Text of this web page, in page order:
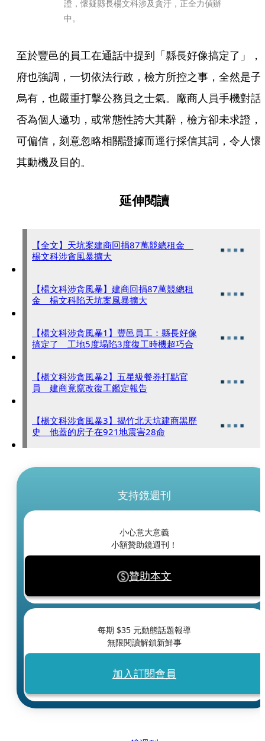
證，懷疑縣長楊文科涉及貪汙，正全力偵辦
中。
至於豐邑的員工在通話中提到「縣長好像搞定了」，
府也強調，一切依法行政，檢方所控之事，全然是子
烏有，也嚴重打擊公務員之士氣。廠商人員手機對話
否為個人邀功，或常態性誇大其辭，檢方卻未求證，
可偏信，刻意忽略相關證據而逕行採信其詞，令人懷
其動機及目的。
延伸閱讀
【全文】天坑案建商回捐87萬競總租金
楊文科涉貪風暴擴大
【楊文科涉貪風暴】建商回捐87萬競總租
金 楊文科陷天坑案風暴擴大
【楊文科涉貪風暴1】豐邑員工：縣長好像
搞定了 工地5度塌陷3度復工時機超巧合
【楊文科涉貪風暴2】五星級餐券打點官
員 建商竟竄改復工鑑定報告
【楊文科涉貪風暴3】揭竹北天坑建商黑歷
史 他蓋的房子在921地震害28命
支持鏡週刊
小心意大意義
小額贊助鏡週刊！
贊助本文
每期 $35 元動態話題報導
無限閱讀解鎖新鮮事
加入訂閱會員